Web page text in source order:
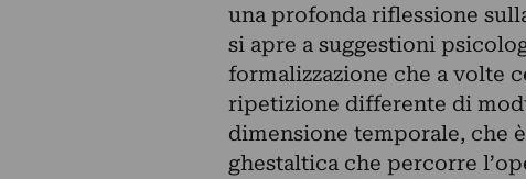
una profonda riflessione
si apre a suggestioni
formalizzazione che a volte
ripetizione differente di
dimensione temporale, che
ghestaltica che percorre